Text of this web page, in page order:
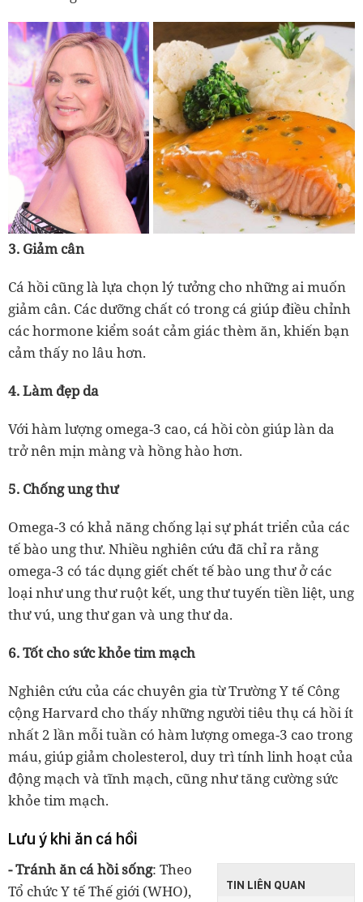
3. Giảm cân
Cá hồi cũng là lựa chọn lý tưởng cho những ai muốn
giảm cân. Các dưỡng chất có trong cá giúp điều chỉnh
các hormone kiểm soát cảm giác thèm ăn, khiến bạn
cảm thấy no lâu hơn.
4. Làm đẹp da
Với hàm lượng omega-3 cao, cá hồi còn giúp làn da
trở nên mịn màng và hồng hào hơn.
5. Chống ung thư
Omega-3 có khả năng chống lại sự phát triển của các
tế bào ung thư. Nhiều nghiên cứu đã chỉ ra rằng
omega-3 có tác dụng giết chết tế bào ung thư ở các
loại như ung thư ruột kết, ung thư tuyến tiền liệt, ung
thư vú, ung thư gan và ung thư da.
6. Tốt cho sức khỏe tim mạch
Nghiên cứu của các chuyên gia từ Trường Y tế Công
cộng Harvard cho thấy những người tiêu thụ cá hồi ít
nhất 2 lần mỗi tuần có hàm lượng omega-3 cao trong
máu, giúp giảm cholesterol, duy trì tính linh hoạt của
động mạch và tĩnh mạch, cũng như tăng cường sức
khỏe tim mạch.
Lưu ý khi ăn cá hồi
TIN LIÊN QUAN
- Tránh ăn cá hồi sống: Theo
Tổ chức Y tế Thế giới (WHO),